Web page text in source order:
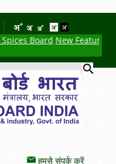
Board New Feature :
हमसे संपर्क करें